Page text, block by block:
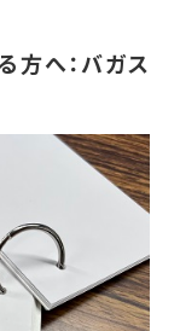
方へ：バガス